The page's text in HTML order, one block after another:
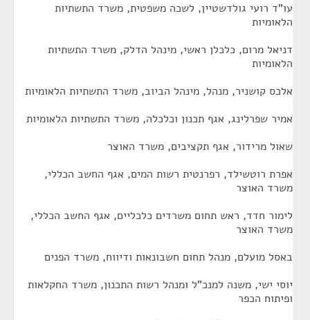
עו"ד רועי גולדשטיין, לשכה משפטית, משרד התשתיות
הלאומיות
דניאל מרום, כלכלן ראשי, מינהל הדלק, משרד התשתיות
הלאומיות
אלכס קושניר, מנהל, מינהל הביוב, משרד התשתיות הלאומיות
אמיר שפרלינג, אגף תכנון וכלכלה, משרד התשתיות הלאומיות
שאול מרידור, אגף תקציבים, משרד האוצר
אפרת רוטשילד, רפרנטית רשות המים, אגף החשב הכללי,
משרד האוצר
לימור חדד, ראש תחום משרדים כלכליים, אגף החשב הכללי,
משרד האוצר
באסל מועלם, מנהל תחום חשבונאות ודיווח, משרד הפנים
יוסי ישי, משנה למנכ"ל ומנהל רשות התכנון, משרד החקלאות
ופיתוח הכפר